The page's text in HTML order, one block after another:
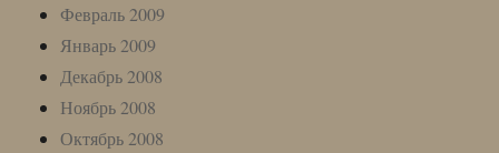
Февраль 2009
Январь 2009
Декабрь 2008
Ноябрь 2008
Октябрь 2008